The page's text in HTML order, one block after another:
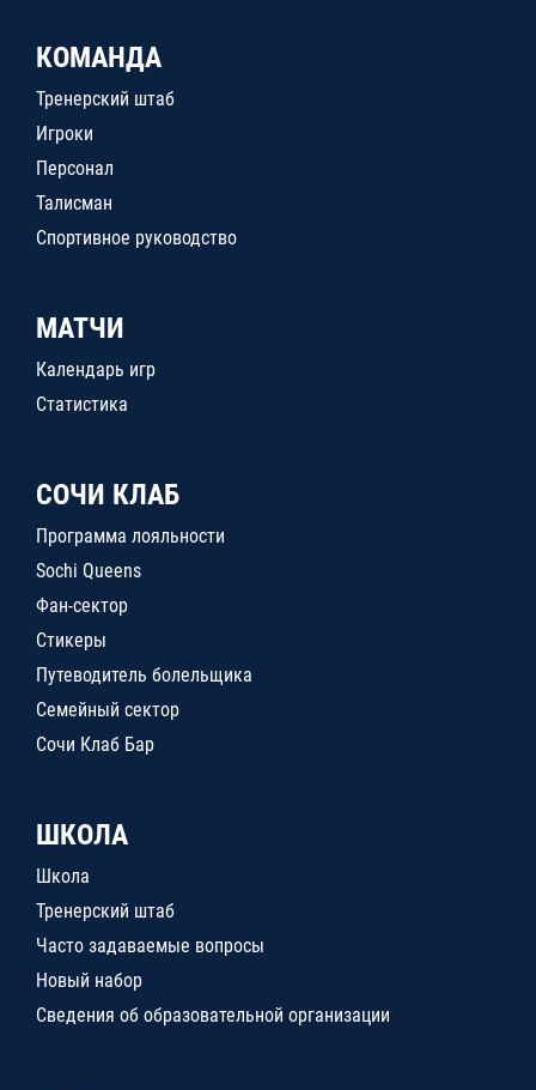
КОМАНДА
Тренерский штаб
Игроки
Персонал
Талисман
Спортивное руководство
МАТЧИ
Календарь игр
Статистика
СОЧИ КЛАБ
Программа лояльности
Sochi Queens
Фан-сектор
Стикеры
Путеводитель болельщика
Семейный сектор
Сочи Клаб Бар
ШКОЛА
Школа
Тренерский штаб
Часто задаваемые вопросы
Новый набор
Сведения об образовательной организации